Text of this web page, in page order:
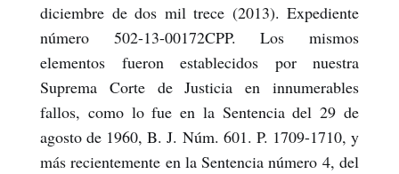
diciembre de dos mil trece (2013). Expediente
número 502-13-00172CPP. Los mismos
elementos fueron establecidos por nuestra
Suprema Corte de Justicia en innumerables
fallos, como lo fue en la Sentencia del 29 de
agosto de 1960, B. J. Núm. 601. P. 1709-1710, y
más recientemente en la Sentencia número 4, del